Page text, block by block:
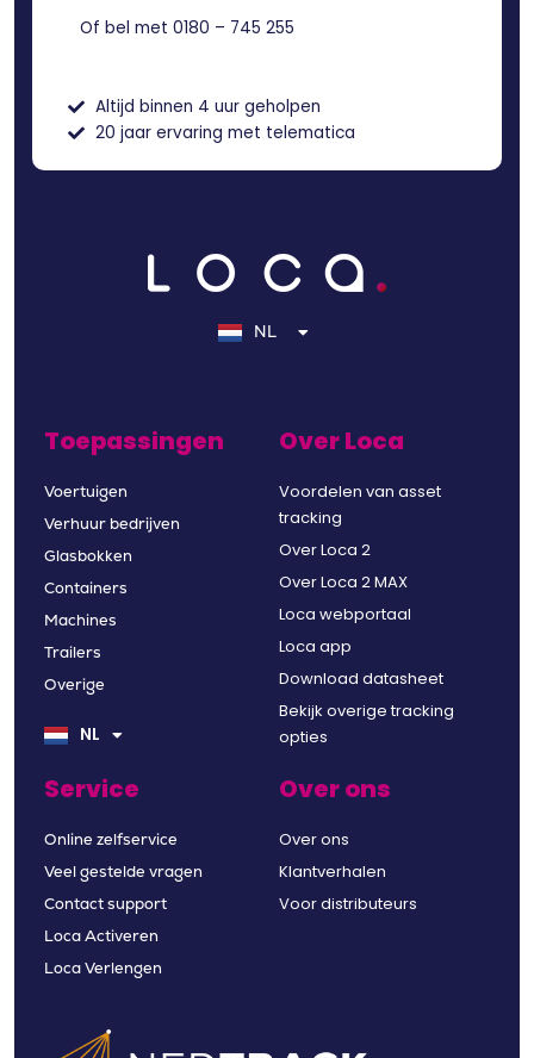
Of bel met 0180 – 745 255
Altijd binnen 4 uur geholpen
20 jaar ervaring met telematica
NL
EN
FR
Toepassingen
Voertuigen
Verhuur bedrijven
Glasbokken
Containers
Machines
Trailers
Overige
NL
EN
FR
Over Loca
Voordelen van asset
tracking
Over Loca 2
Over Loca 2 MAX
Loca webportaal
Loca app
Download datasheet
Bekijk overige tracking
opties
Service
Online zelfservice
Veel gestelde vragen
Contact support
Loca Activeren
Loca Verlengen
Over ons
Over ons
Klantverhalen
Voor distributeurs